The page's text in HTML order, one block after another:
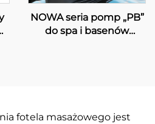
NOWA seria pomp „PB”
do spa i basenów
fotela masażowego jest